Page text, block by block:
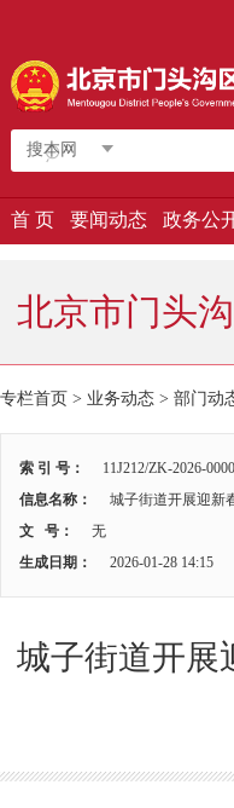
搜本网
首 页 要闻动态 政务公
北京市门头
专栏首页 > 业务动态 > 部门动
索 引 号： 11J212/ZK-2026-
信息名称：
城子街道开展迎新
文 号：
无
生成日期：
2026-01-28 14:15
城子街道开展